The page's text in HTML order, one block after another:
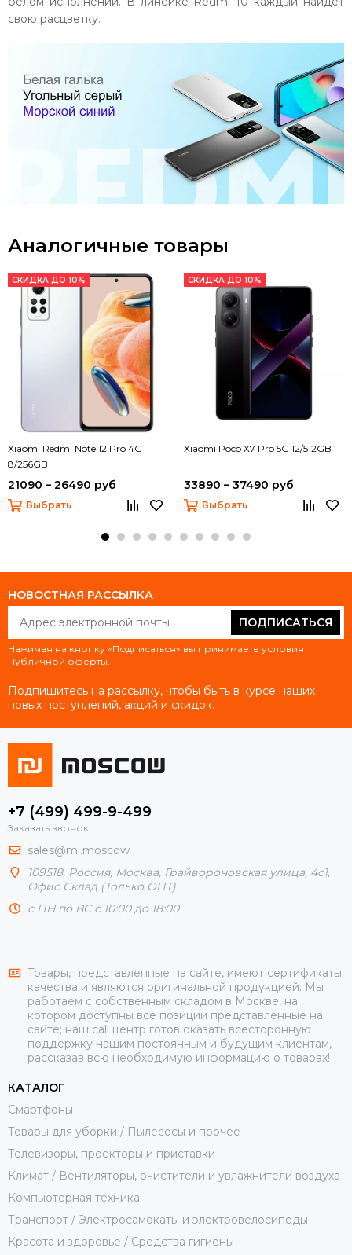
свою расцветку.
Аналогичные товары
СКИДКА ДО 10%
Xiaomi Redmi Note 12 Pro 4G
8/256GB
21090 – 26490 руб
Выбрать
СКИДКА ДО 10%
Xiaomi Poco X7 Pro 5G 12/512GB
33890 – 37490 руб
Выбрать
НОВОСТНАЯ РАССЫЛКА
ПОДПИСАТЬСЯ
Нажимая на кнопку «Подписаться» вы принимаете условия
Публичной оферты.
Подпишитесь на рассылку, чтобы быть в курсе наших
новых поступлений, акций и скидок.
+7 (499) 499-9-499
Заказать звонок
sales@mi.moscow
109518, Россия, Москва, Грайвороновская улица, 4с1,
Офис Склад (Только ОПТ)
с ПН по ВС с 10:00 до 18:00
Товары, представленные на сайте, имеют сертификаты
качества и являются оригинальной продукцией. Мы
работаем с собственным складом в Москве, на
котором доступны все позиции представленные на
сайте; наш call центр готов оказать всесторонную
поддержку нашим постоянным и будущим клиентам,
рассказав всю необходимую информацию о товарах!
КАТАЛОГ
Смартфоны
Товары для уборки / Пылесосы и прочее
Телевизоры, проекторы и приставки
Климат / Вентиляторы, очистители и увлажнители воздуха
Компьютерная техника
Транспорт / Электросамокаты и электровелосипеды
Красота и здоровье / Средства гигиены